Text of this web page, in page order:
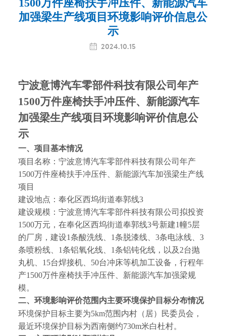
1500万件座椅扶手冲压件、新能源汽车
加强梁生产线项目环境影响评价信息公
示
 2024.10.15
宁波意博汽车零部件科技有限公司年产
1500万件座椅扶手冲压件、新能源汽车
加强梁生产线项目环境影响评价信息公
示
一、项目基本情况
项目名称：宁波意博汽车零部件科技有限公司年产
1500万件座椅扶手冲压件、新能源汽车加强梁生产线
项目
建设地点：奉化区西坞街道奉郭线3
建设规模：宁波意博汽车零部件科技有限公司拟投资
1500万元，在奉化区西坞街道奉郭线3号新建1幢5层
的厂房，建设1条酸洗线、 1条脱漆线、3条电泳线、3
条喷粉线、 1条铝氧化线、 1条铝钝化线，以及 2台抛
丸机、 15台焊接机、 50台冲床等机加工设备，行程年
产1500万件座椅扶手冲压件、新能源汽车加强梁规
模。
二、环境影响评价范围内主要环境保护目标分布情况
环境保护目标主要为5km范围内村（居）民委员会 ，
最近环境保护目标为西南侧约730m米白杜村。